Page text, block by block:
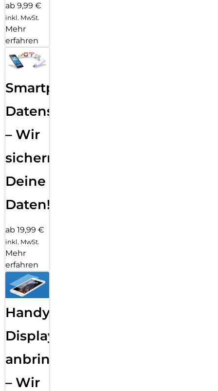
ab 9,99 €
inkl. MwSt.
Mehr
erfahren
Smartphone
Datensicherung
– Wir
sichern
Deine
Daten!
ab 19,99 €
inkl. MwSt.
Mehr
erfahren
Handy
Displayfolie
anbringen
– Wir